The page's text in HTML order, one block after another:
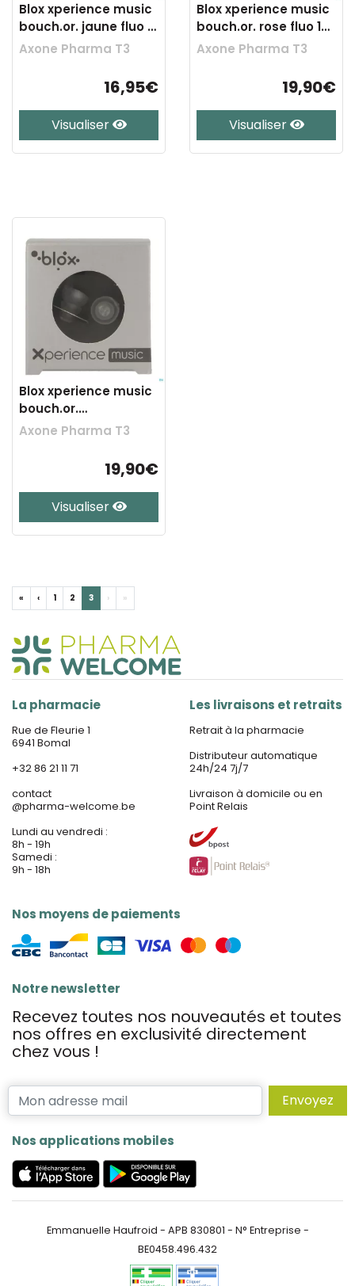
Blox xperience music
bouch.or. jaune fluo 1
paire
Axone Pharma T3
16,95€
Visualiser
Blox xperience music
bouch.or. rose fluo 1
paire
Axone Pharma T3
19,90€
Visualiser
Blox xperience music
bouch.or.
transparent 1 paire
Axone Pharma T3
19,90€
Visualiser
« ‹ 1 2 3 › »
La pharmacie
Rue de Fleurie 1
6941 Bomal
+32 86 21 11 71
contact
@pharma-welcome.be
Lundi au vendredi :
8h - 19h
Samedi :
9h - 18h
Nos moyens de paiements
Les livraisons et retraits
Retrait à la pharmacie
Distributeur automatique
24h/24 7j/7
Livraison à domicile ou en
Point Relais
Notre newsletter
Recevez toutes nos nouveautés et toutes
nos offres en exclusivité directement
chez vous !
Envoyez
Nos applications mobiles
Emmanuelle Haufroid - APB 830801 - N° Entreprise -
BE0458.496.432